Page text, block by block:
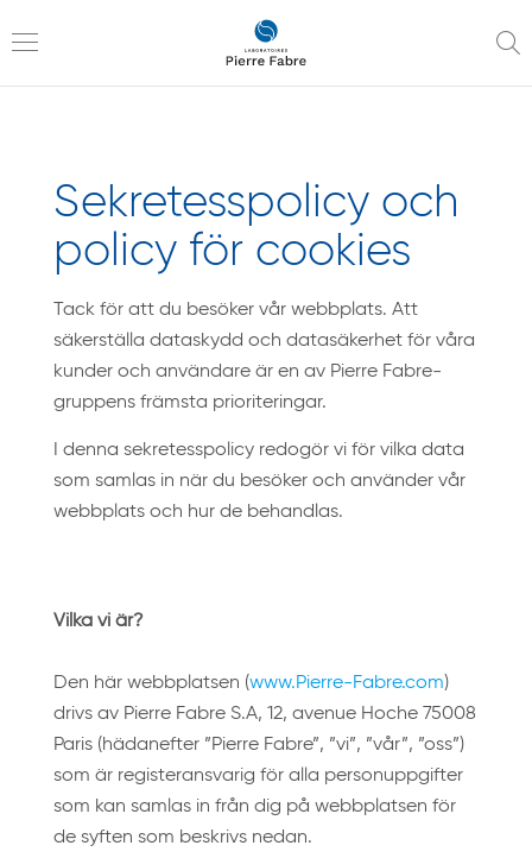
navigering
innehåll
Toggle
navigation
Sekretesspolicy och
policy för cookies
Tack för att du besöker vår webbplats. Att
säkerställa dataskydd och datasäkerhet för våra
kunder och användare är en av Pierre Fabre-
gruppens främsta prioriteringar.
I denna sekretesspolicy redogör vi för vilka data
som samlas in när du besöker och använder vår
webbplats och hur de behandlas.
Vilka vi är?
Den här webbplatsen (www.Pierre-Fabre.com)
drivs av Pierre Fabre S.A, 12, avenue Hoche 75008
Paris (hädanefter ”Pierre Fabre”, ”vi”, ”vår”, ”oss”)
som är registeransvarig för alla personuppgifter
som kan samlas in från dig på webbplatsen för
de syften som beskrivs nedan.